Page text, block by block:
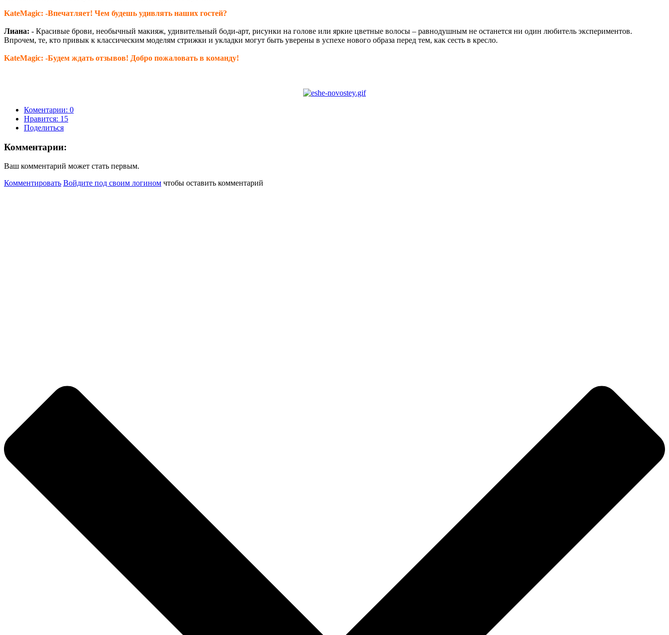
KateMagic: -Впечатляет! Чем будешь удивлять наших гостей?
Лиана: - Красивые брови, необычный макияж, удивительный боди-арт, рисунки на голове или яркие цветные волосы – равнодушным не останется ни один любитель экспериментов.
Впрочем, те, кто привык к классическим моделям стрижки и укладки могут быть уверены в успехе нового образа перед тем, как сесть в кресло.
KateMagic: -Будем ждать отзывов! Добро пожаловать в команду!
Коментарии: 0
Нравится: 15
Поделиться
Комментарии:
Ваш комментарий может стать первым.
Комментировать Войдите под своим логином чтобы оставить комментарий